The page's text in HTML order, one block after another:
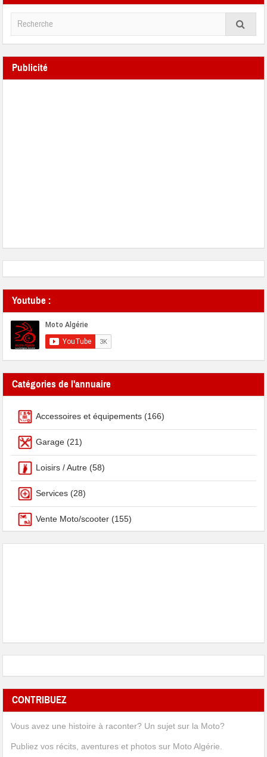
Publicité
Youtube :
Catégories de l'annuaire
Accessoires et équipements (166)
Garage (21)
Loisirs / Autre (58)
Services (28)
Vente Moto/scooter (155)
CONTRIBUEZ
Vous avez une histoire à raconter? Un sujet sur la Moto?
Publiez vos récits, aventures et photos sur Moto Algérie.